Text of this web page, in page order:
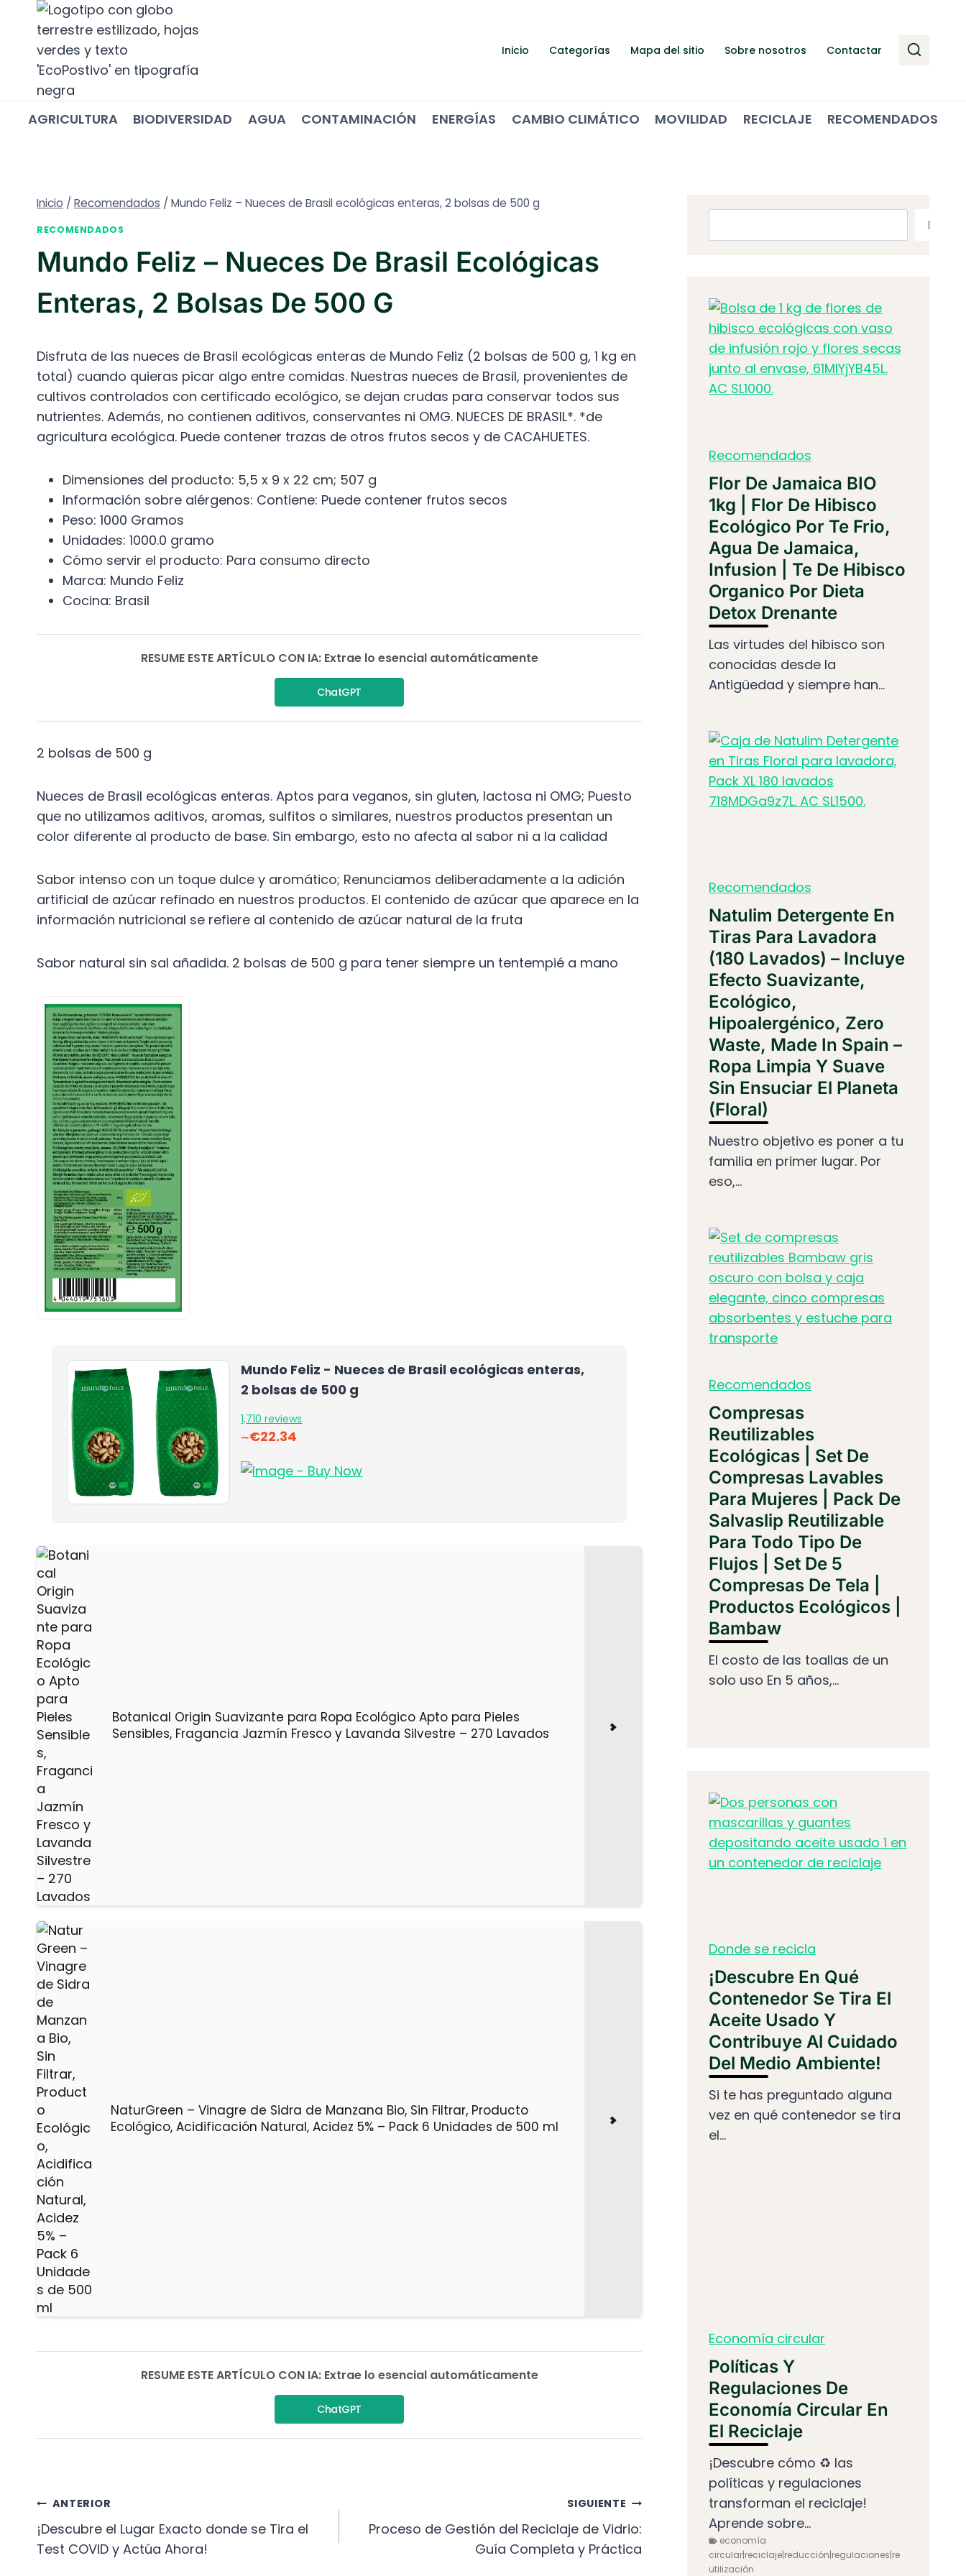
Saltar
contenido
Inicio Categorías Mapa del sitio Sobre nosotros Contactar
AGRICULTURA BIODIVERSIDAD AGUA CONTAMINACIÓN ENERGÍAS CAMBIO CLIMÁTICO MOVILIDAD RECICLAJE RECOMENDADOS
Inicio / Recomendados / Mundo Feliz – Nueces de Brasil ecológicas enteras, 2 bolsas de 500 g
RECOMENDADOS
Mundo Feliz – Nueces De Brasil Ecológicas
Enteras, 2 Bolsas De 500 G
Disfruta de las nueces de Brasil ecológicas enteras de Mundo Feliz (2 bolsas de 500 g, 1 kg en
total) cuando quieras picar algo entre comidas. Nuestras nueces de Brasil, provenientes de
cultivos controlados con certificado ecológico, se dejan crudas para conservar todos sus
nutrientes. Además, no contienen aditivos, conservantes ni OMG. NUECES DE BRASIL*. *de
agricultura ecológica. Puede contener trazas de otros frutos secos y de CACAHUETES.
Dimensiones del producto: ‎5,5 x 9 x 22 cm; 507 g
Información sobre alérgenos: ‎Contiene: Puede contener frutos secos
Peso: ‎1000 Gramos
Unidades: ‎1000.0 gramo
Cómo servir el producto: ‎Para consumo directo
Marca: ‎Mundo Feliz
Cocina: ‎Brasil
RESUME ESTE ARTÍCULO CON IA: Extrae lo esencial automáticamente
ChatGPT
2 bolsas de 500 g
Nueces de Brasil ecológicas enteras. Aptos para veganos, sin gluten, lactosa ni OMG; Puesto
que no utilizamos aditivos, aromas, sulfitos o similares, nuestros productos presentan un
color diferente al producto de base. Sin embargo, esto no afecta al sabor ni a la calidad
Sabor intenso con un toque dulce y aromático; Renunciamos deliberadamente a la adición
artificial de azúcar refinado en nuestros productos. El contenido de azúcar que aparece en la
información nutricional se refiere al contenido de azúcar natural de la fruta
Sabor natural sin sal añadida. 2 bolsas de 500 g para tener siempre un tentempié a mano
Mundo Feliz - Nueces de Brasil ecológicas enteras,
2 bolsas de 500 g
1,710 reviews
∼€22.34
Botanical Origin Suavizante para Ropa Ecológico Apto para Pieles
Sensibles, Fragancia Jazmín Fresco y Lavanda Silvestre – 270 Lavados
NaturGreen – Vinagre de Sidra de Manzana Bio, Sin Filtrar, Producto
Ecológico, Acidificación Natural, Acidez 5% – Pack 6 Unidades de 500 ml
RESUME ESTE ARTÍCULO CON IA: Extrae lo esencial automáticamente
ChatGPT
Navegación
De
ANTERIOR
¡Descubre el Lugar Exacto donde se Tira el
Test COVID y Actúa Ahora!
SIGUIENTE
Proceso de Gestión del Reciclaje de Vidrio:
Guía Completa y Práctica
Recomendados
Flor De Jamaica BIO
1kg | Flor De Hibisco
Ecológico Por Te Frio,
Agua De Jamaica,
Infusion | Te De Hibisco
Organico Por Dieta
Detox Drenante
Las virtudes del hibisco son
conocidas desde la
Antigüedad y siempre han...
Recomendados
Natulim Detergente En
Tiras Para Lavadora
(180 Lavados) – Incluye
Efecto Suavizante,
Ecológico,
Hipoalergénico, Zero
Waste, Made In Spain –
Ropa Limpia Y Suave
Sin Ensuciar El Planeta
(Floral)
Nuestro objetivo es poner a tu
familia en primer lugar. Por
eso,...
Recomendados
Compresas
Reutilizables
Ecológicas | Set De
Compresas Lavables
Para Mujeres | Pack De
Salvaslip Reutilizable
Para Todo Tipo De
Flujos | Set De 5
Compresas De Tela |
Productos Ecológicos |
Bambaw
El costo de las toallas de un
solo uso En 5 años,...
Donde se recicla
¡Descubre En Qué
Contenedor Se Tira El
Aceite Usado Y
Contribuye Al Cuidado
Del Medio Ambiente!
Si te has preguntado alguna
vez en qué contenedor se tira
el...
Economía circular
Políticas Y
Regulaciones De
Economía Circular En
El Reciclaje
¡Descubre cómo ♻️ las
políticas y regulaciones
transforman el reciclaje!
Aprende sobre...
economía
circular|reciclaje|reducción|regulaciones|re
utilización